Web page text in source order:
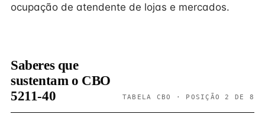
ocupação de atendente de lojas e mercados.
Saberes que
sustentam o CBO
5211-40
TABELA CBO · POSIÇÃO 2 DE 8